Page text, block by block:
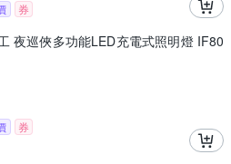
券
夜巡俠多功能LED充電式照明燈 IF80
券